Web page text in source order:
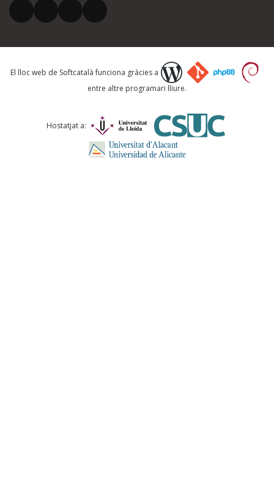
El vostre correu electrònic *
Què proposeu?
Comentari *
El lloc web de Softcatalà funciona gràcies a
entre altre programari lliure.
Hostatjat a: